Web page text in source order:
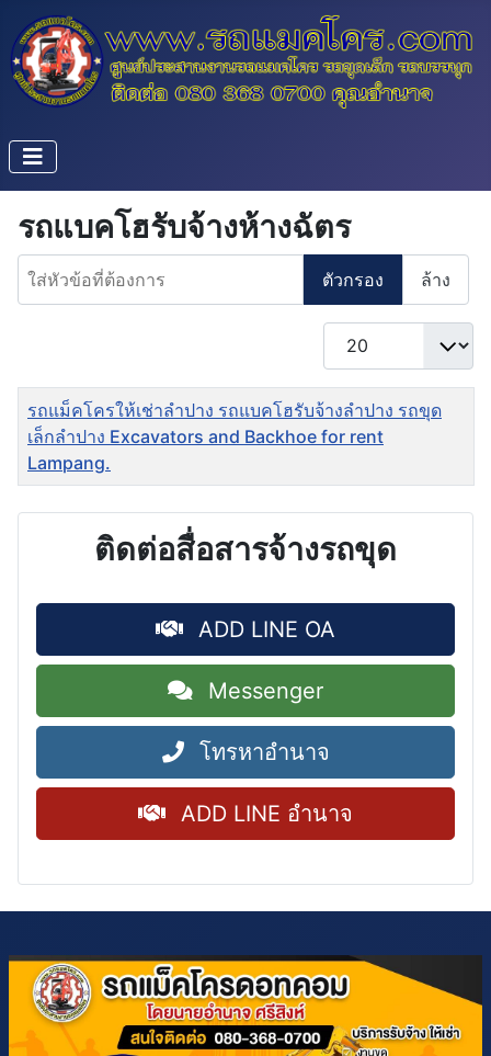
รถแบคโฮรับจ้างห้างฉัตร
ใส่หัวข้อที่ต้องการ
ตัวกรอง ล้าง
แสดง #
ชื่อ
รถแม็คโครให้เช่าลำปาง รถแบคโฮรับจ้างลำปาง รถขุด
เล็กลำปาง Excavators and Backhoe for rent
Lampang.
ติดต่อสื่อสารจ้างรถขุด
ADD LINE OA
Messenger
โทรหาอำนาจ
ADD LINE อำนาจ